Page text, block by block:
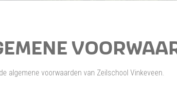
algemene voorwaarden van Zeilschool Vinkeveen.